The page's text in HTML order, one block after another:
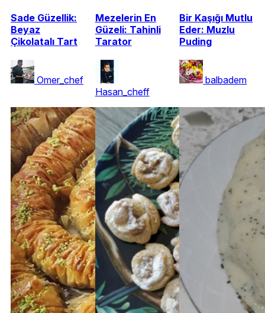
Sade Güzellik:
Beyaz
Çikolatalı Tart
Omer_chef
Mezelerin En
Güzeli: Tahinli
Tarator
Hasan_cheff
Bir Kaşığı Mutlu
Eder: Muzlu
Puding
balbadem